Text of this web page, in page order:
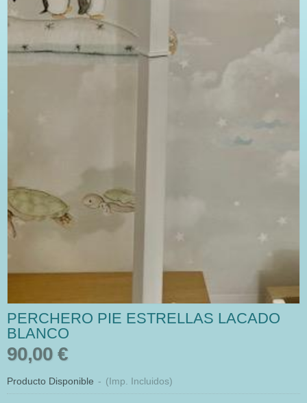
PERCHERO PIE ESTRELLAS LACADO
BLANCO
90,00 €
Producto Disponible - (Imp. Incluidos)